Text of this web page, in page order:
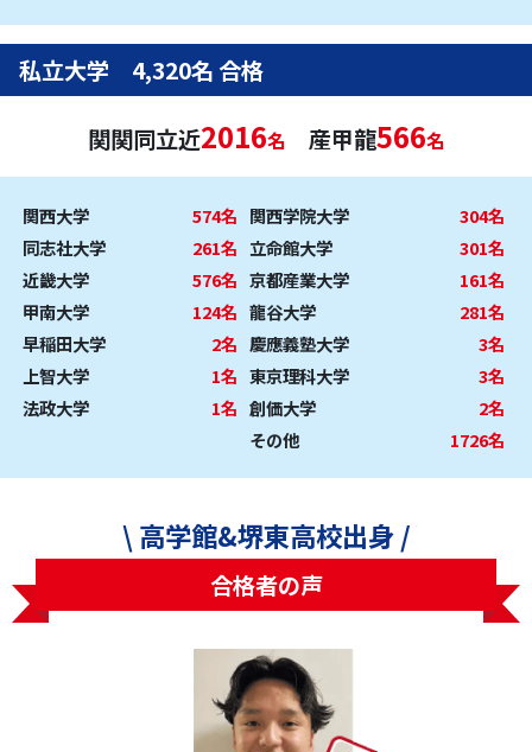
私立大学 4,320名 合格
関関同立近2016名 産甲龍566名
関西大学 574名 関西学院大学
304名
同志社大学
261名 立命館大学
301名
近畿大学
576名 京都産業大学
161名
甲南大学
124名 龍谷大学
281名
早稲田大学
2名 慶應義塾大学
3名
上智大学
1名 東京理科大学
3名
法政大学
1名 創価大学
2名
その他
1726名
\ 高学館&堺東高校出身 /
合格者の声